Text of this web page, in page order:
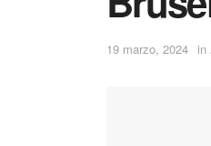
19 marzo, 2024 in